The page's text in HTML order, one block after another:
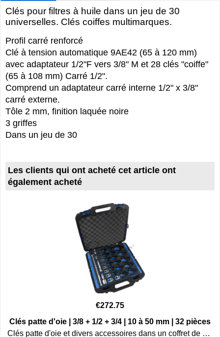
Clés pour filtres à huile dans un jeu de 30
universelles. Clés coiffes multimarques.
Profil carré renforcé
Clé à tension automatique 9AE42 (65 à 120 mm)
avec adaptateur 1/2"F vers 3/8" M et 28 clés "coiffe"
(65 à 108 mm) Carré 1/2".
Comprend un adaptateur carré interne 1/2" x 3/8"
carré externe.
Tôle 2 mm, finition laquée noire
3 griffes
Dans un jeu de 30
Les clients qui ont acheté cet article ont
également acheté
€272.75
Clés patte d'oie | 3/8 + 1/2 + 3/4 | 10 à 50 mm | 32 pièces
Clés patte d'oie et divers accessoires dans un coffret de rangement.